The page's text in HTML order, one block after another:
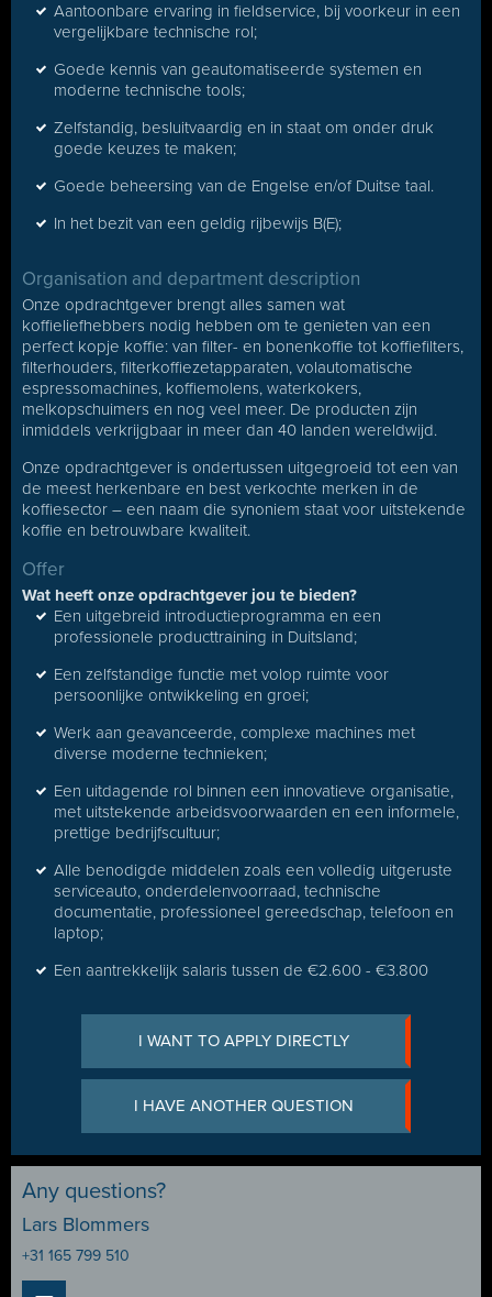
Aantoonbare ervaring in fieldservice, bij voorkeur in een
vergelijkbare technische rol;
Goede kennis van geautomatiseerde systemen en
moderne technische tools;
Zelfstandig, besluitvaardig en in staat om onder druk
goede keuzes te maken;
Goede beheersing van de Engelse en/of Duitse taal.
In het bezit van een geldig rijbewijs B(E);
Organisation and department description
Onze opdrachtgever brengt alles samen wat
koffieliefhebbers nodig hebben om te genieten van een
perfect kopje koffie: van filter- en bonenkoffie tot koffiefilters,
filterhouders, filterkoffiezetapparaten, volautomatische
espressomachines, koffiemolens, waterkokers,
melkopschuimers en nog veel meer. De producten zijn
inmiddels verkrijgbaar in meer dan 40 landen wereldwijd.
Onze opdrachtgever is ondertussen uitgegroeid tot een van
de meest herkenbare en best verkochte merken in de
koffiesector – een naam die synoniem staat voor uitstekende
koffie en betrouwbare kwaliteit.
Offer
Wat heeft onze opdrachtgever jou te bieden?
Een uitgebreid introductieprogramma en een
professionele producttraining in Duitsland;
Een zelfstandige functie met volop ruimte voor
persoonlijke ontwikkeling en groei;
Werk aan geavanceerde, complexe machines met
diverse moderne technieken;
Een uitdagende rol binnen een innovatieve organisatie,
met uitstekende arbeidsvoorwaarden en een informele,
prettige bedrijfscultuur;
Alle benodigde middelen zoals een volledig uitgeruste
serviceauto, onderdelenvoorraad, technische
documentatie, professioneel gereedschap, telefoon en
laptop;
Een aantrekkelijk salaris tussen de €2.600 - €3.800
I WANT TO APPLY DIRECTLY
I HAVE ANOTHER QUESTION
Any questions?
Lars Blommers
+31 165 799 510